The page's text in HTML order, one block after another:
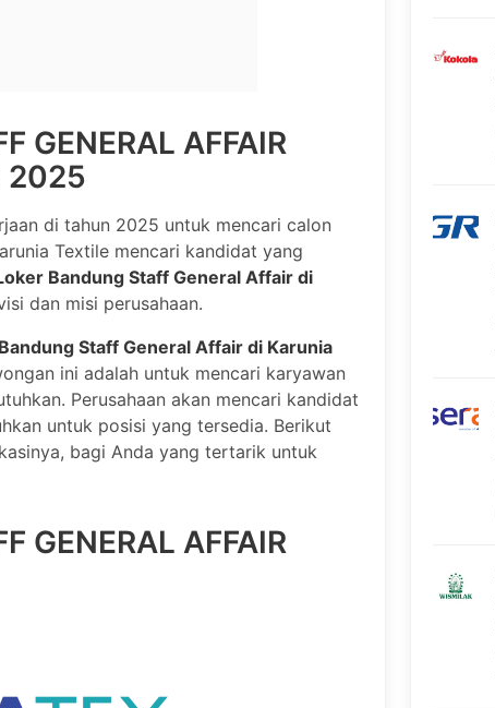
GENERAL AFFAIR
2025
di tahun 2025 untuk mencari calon
Textile mencari kandidat yang
Bandung Staff General Affair di
dan misi perusahaan.
Staff General Affair di Karunia
ini adalah untuk mencari karyawan
Perusahaan akan mencari kandidat
untuk posisi yang tersedia. Berikut
bagi Anda yang tertarik untuk
GENERAL AFFAIR